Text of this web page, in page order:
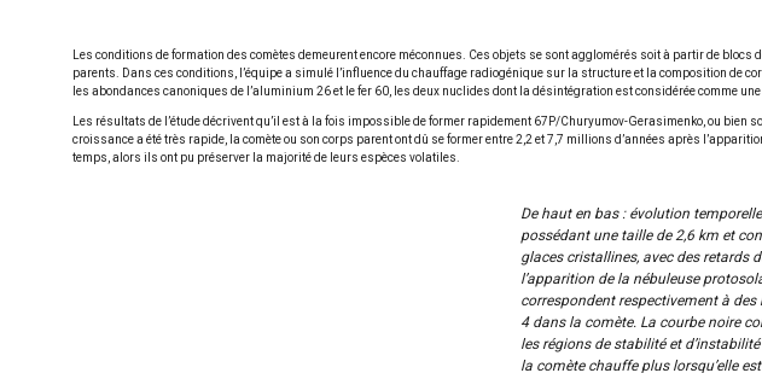
Les conditions de formation des comètes demeurent encore méconnues. Ces objets se sont agglomérés soit à partir de
parents. Dans ces conditions, l’équipe a simulé l’influence du chauffage radiogénique sur la structure et la composition de
les abondances canoniques de l’aluminium 26 et le fer 60, les deux nuclides dont la désintégration est considérée comme
Les résultats de l’étude décrivent qu’il est à la fois impossible de former rapidement 67P/Churyumov-Gerasimenko, ou
croissance a été très rapide, la comète ou son corps parent ont dû se former entre 2,2 et 7,7 millions d’années après
temps, alors ils ont pu préserver la majorité de leurs espèces volatiles.
De haut en bas : évolution
possédant une taille de 2,6 km et
glaces cristallines, avec des retards
l’apparition de la nébuleuse
correspondent respectivement à
4 dans la comète. La courbe noire
les régions de stabilité et
la comète chauffe plus lorsqu’elle